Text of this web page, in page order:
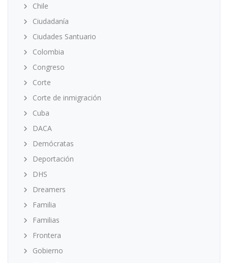
Chile
Ciudadanía
Ciudades Santuario
Colombia
Congreso
Corte
Corte de inmigración
Cuba
DACA
Demócratas
Deportación
DHS
Dreamers
Familia
Familias
Frontera
Gobierno